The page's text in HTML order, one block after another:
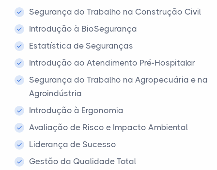
Segurança do Trabalho na Construção Civil
Introdução à BioSegurança
Estatística de Seguranças
Introdução ao Atendimento Pré-Hospitalar
Segurança do Trabalho na Agropecuária e na
Agroindústria
Introdução à Ergonomia
Avaliação de Risco e Impacto Ambiental
Liderança de Sucesso
Gestão da Qualidade Total